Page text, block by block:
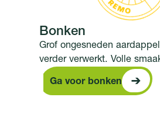
Bonken
Grof ongesneden
verder verwerkt. Volle
Ga voor
Ga voor bonken